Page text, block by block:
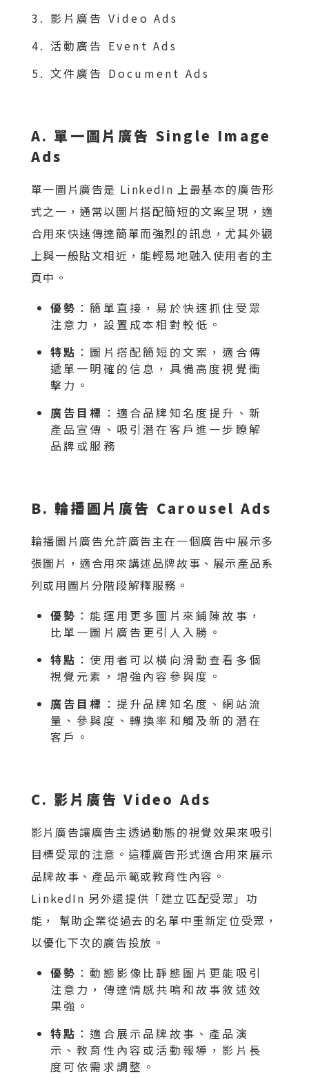
影片廣告 Video Ads
活動廣告 Event Ads
文件廣告 Document Ads
A. 單一圖片廣告 Single Image
Ads
單一圖片廣告是 LinkedIn 上最基本的廣告形
式之一，通常以圖片搭配簡短的文案呈現，適
合用來快速傳達簡單而強烈的訊息，尤其外觀
上與一般貼文相近，能輕易地融入使用者的主
頁中。
優勢 ：簡單直接，易於快速抓住受眾
注意力，設置成本相對較低。
特點 ：圖片搭配簡短的文案，適合傳
遞單一明確的信息，具備高度視覺衝
擊力。
廣告目標 ：適合品牌知名度提升、新
產品宣傳、吸引潛在客戶進一步瞭解
品牌或服務
B. 輪播圖片廣告 Carousel Ads
輪播圖片廣告允許廣告主在一個廣告中展示多
張圖片，適合用來講述品牌故事、展示產品系
列或用圖片分階段解釋服務。
優勢 ：能運用更多圖片來鋪陳故事，
比單一圖片廣告更引人入勝。
特點 ：使用者可以橫向滑動查看多個
視覺元素，增強內容參與度。
廣告目標 ：提升品牌知名度、網站流
量、參與度、轉換率和觸及新的潛在
客戶。
C. 影片廣告 Video Ads
影片廣告讓廣告主透過動態的視覺效果來吸引
目標受眾的注意。這種廣告形式適合用來展示
品牌故事、產品示範或教育性內容。
LinkedIn 另外還提供「建立匹配受眾」功
能， 幫助企業從過去的名單中重新定位受眾，
以優化下次的廣告投放。
優勢 ：動態影像比靜態圖片更能吸引
注意力，傳達情感共鳴和故事敘述效
果強。
特點 ：適合展示品牌故事、產品演
示、教育性內容或活動報導，影片長
度可依需求調整。